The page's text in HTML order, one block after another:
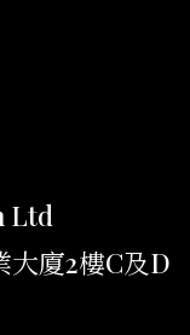
Ltd
大廈2樓C及D